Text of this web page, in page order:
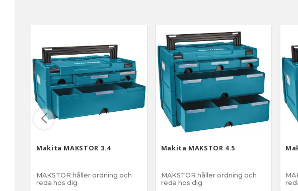
Makita MAKSTOR 3.4
MAKSTOR håller ordning och
reda hos dig
Makita MAKSTOR 4.5
MAKSTOR håller ordning och
reda hos dig